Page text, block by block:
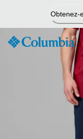
contenu
Obtenez-